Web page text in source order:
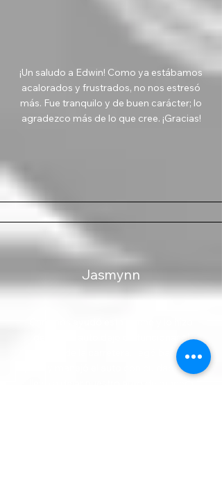
¡Un saludo a Edwin! Como ya estábamos
acalorados y frustrados, no nos estresó
más. Fue tranquilo y de buen carácter; lo
agradezco más de lo que cree. ¡Gracias!
Jasmynn
genial. Mi auto dejó de funcionar al
costado de la carretera, llegó bastante
rápido y manejó el auto con cuidado y nos